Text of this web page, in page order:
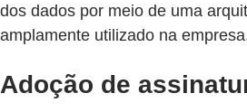
dos dados por meio de uma
amplamente utilizado na
Adoção de